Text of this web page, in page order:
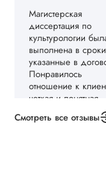
руководителя
написания
по оформлению
небольшие
которые быстро
решились. Тема
раскр...
Читать полный
Смотреть все отзывы